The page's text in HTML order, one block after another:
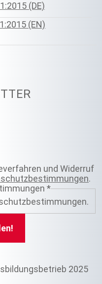
(DE)
(EN)
und Widerruf
.
*